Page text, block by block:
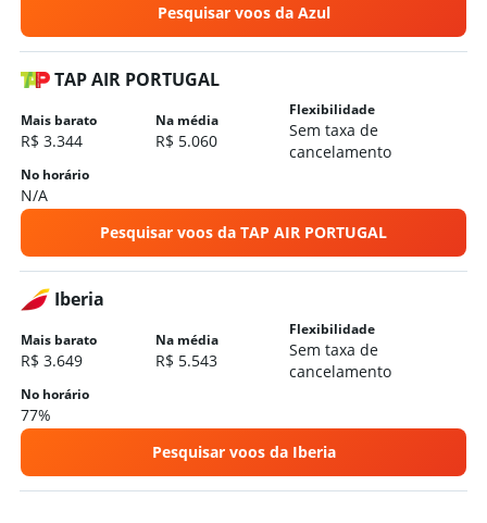
Hotéis em Petrolina
Pesquisar voos da Azul
TAP AIR PORTUGAL
Mais barato
R$ 3.344
Na média
R$ 5.060
Flexibilidade
Sem taxa de
cancelamento
No horário
N/A
Pesquisar voos da TAP AIR PORTUGAL
Iberia
Mais barato
R$ 3.649
Na média
R$ 5.543
Flexibilidade
Sem taxa de
cancelamento
No horário
77%
Pesquisar voos da Iberia